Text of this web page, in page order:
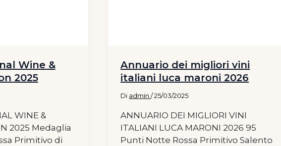
Wine &
2025
WINE &
2025 Medaglia
Primitivo di
Annuario dei migliori vini
italiani luca maroni 2026
Di admin/25/03/2025
ANNUARIO DEI MIGLIORI VINI
ITALIANI LUCA MARONI 2026 95
Punti Notte Rossa Primitivo Salento